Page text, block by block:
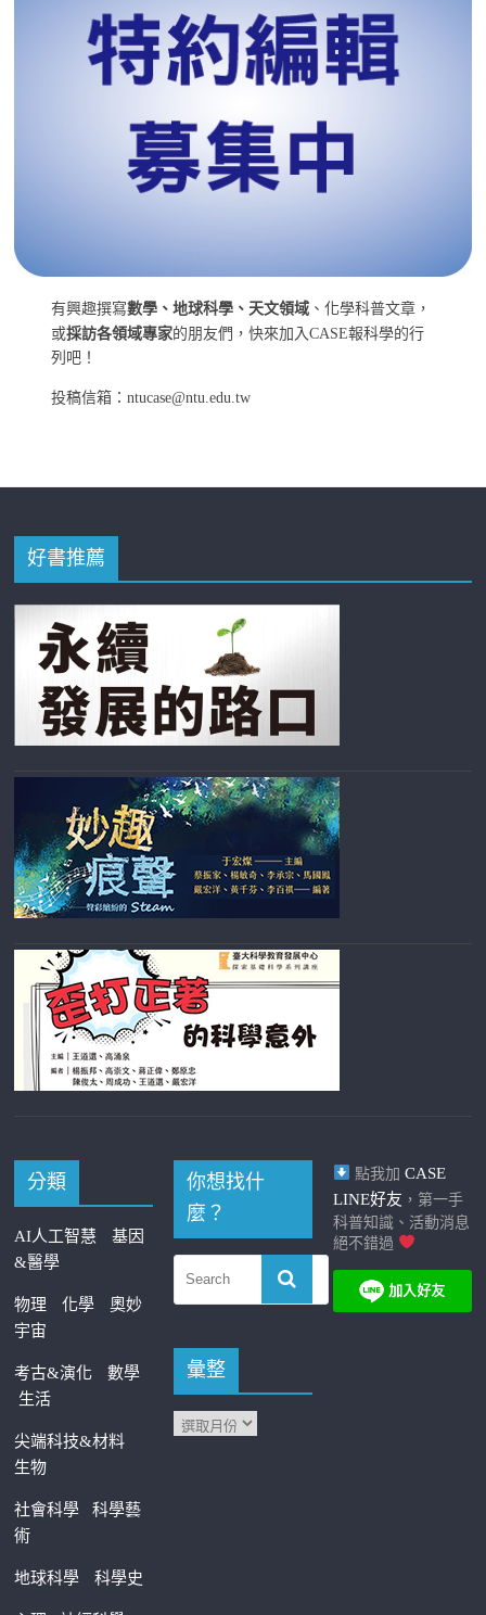
有興趣撰寫數學、地球科學、天文領域 、化學科普文章，
或採訪各領域專家的朋友們，快來加入CASE報科學的行
列吧！
投稿信箱：ntucase@ntu.edu.tw
好書推薦
分類
AI人工智慧
基因
&醫學
物理 化學
奧妙
宇宙
考古&演化
數學
生活
尖端科技&材料
生物
社會科學科學藝
術
地球科學 科學史
你想找什
麼？
彙整
點我加 CASE
LINE好友 ，第一手
科普知識、活動消息
絕不錯過